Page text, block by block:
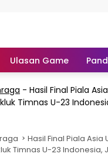
Ulasan Game
- Hasil Final Piala
Timnas U-23
Hasil Final Piala Asia
Timnas U-23 Indonesia,